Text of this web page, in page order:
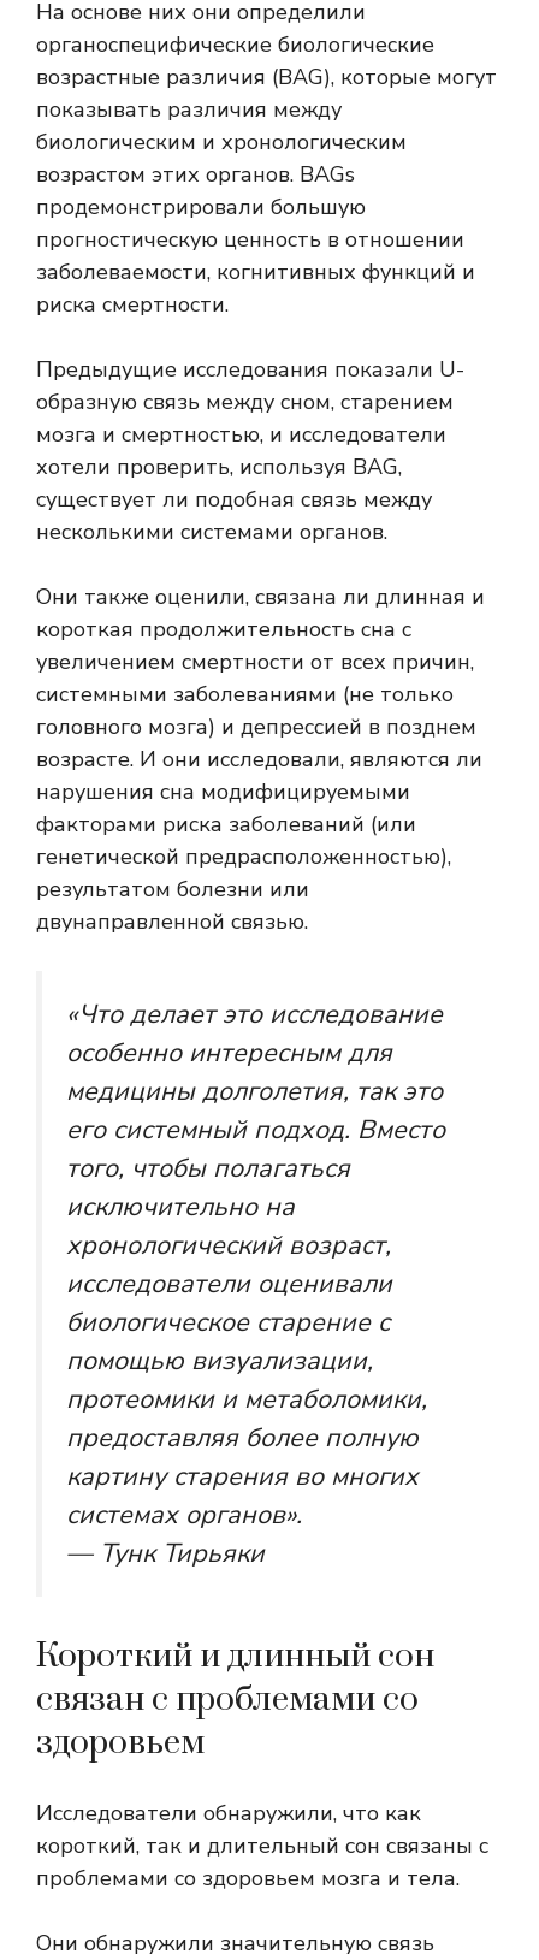
На основе них они определили
органоспецифические биологические
возрастные различия (BAG), которые могут
показывать различия между
биологическим и хронологическим
возрастом этих органов. BAGs
продемонстрировали большую
прогностическую ценность в отношении
заболеваемости, когнитивных функций и
риска смертности.
Предыдущие исследования показали U-
образную связь между сном, старением
мозга и смертностью, и исследователи
хотели проверить, используя BAG,
существует ли подобная связь между
несколькими системами органов.
Они также оценили, связана ли длинная и
короткая продолжительность сна с
увеличением смертности от всех причин,
системными заболеваниями (не только
головного мозга) и депрессией в позднем
возрасте. И они исследовали, являются ли
нарушения сна модифицируемыми
факторами риска заболеваний (или
генетической предрасположенностью),
результатом болезни или
двунаправленной связью.
«Что делает это исследование
особенно интересным для
медицины долголетия, так это
его системный подход. Вместо
того, чтобы полагаться
исключительно на
хронологический возраст,
исследователи оценивали
биологическое старение с
помощью визуализации,
протеомики и метаболомики,
предоставляя более полную
картину старения во многих
системах органов».
— Тунк Тирьяки
Короткий и длинный сон
связан с проблемами со
здоровьем
Исследователи обнаружили, что как
короткий, так и длительный сон связаны с
проблемами со здоровьем мозга и тела.
Они обнаружили значительную связь